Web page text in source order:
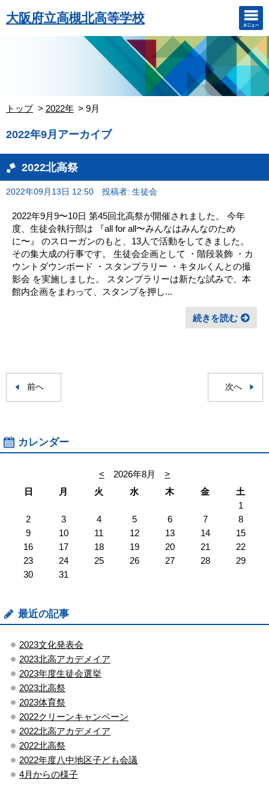
大阪府立高槻北高等学校
トップ 2022年 9月
2022年9月アーカイブ
2022北高祭
2022年09月13日 12:50 投稿者: 生徒会
2022年9月9〜10日 第45回北高祭が開催されました。 今年
度、生徒会執行部は 『all for all〜みんなはみんなのため
に〜』 のスローガンのもと、13人で活動をしてきました。
その集大成の行事です。 生徒会企画として ・階段装飾 ・カ
ウントダウンボード ・スタンプラリー ・キタルくんとの撮
影会 を実施しました。 スタンプラリーは新たな試みで、本
館内企画をまわって、スタンプを押し...
続きを読む
前へ 次へ
カレンダー
< 2026年8月
>
日
月 火 水 木 金
土
1
2
3 4 5 6 7
8
9
10 11 12 13 14
15
16
17 18 19 20 21
22
23
24 25 26 27 28
29
30
31
最近の記事
2023文化発表会
2023北高アカデメイア
2023年度生徒会選挙
2023北高祭
2023体育祭
2022クリーンキャンペーン
2022北高アカデメイア
2022北高祭
2022年度八中地区子ども会議
4月からの様子